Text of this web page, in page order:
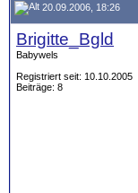
20.09.2006, 18:26
Brigitte_Bgld
Babywels
Registriert seit: 10.10.2005
Beiträge: 8